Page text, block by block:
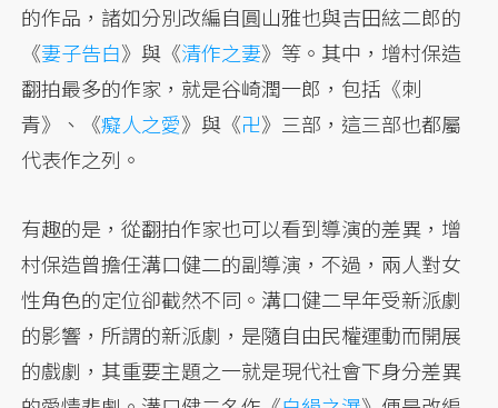
的作品，諸如分別改編自圓山雅也與吉田絃二郎的
《妻子告白》與《清作之妻》等。其中，增村保造
翻拍最多的作家，就是谷崎潤一郎，包括《刺
青》、《癡人之愛》與《卍》三部，這三部也都屬
代表作之列。
有趣的是，從翻拍作家也可以看到導演的差異，增
村保造曾擔任溝口健二的副導演，不過，兩人對女
性角色的定位卻截然不同。溝口健二早年受新派劇
的影響，所謂的新派劇，是隨自由民權運動而開展
的戲劇，其重要主題之一就是現代社會下身分差異